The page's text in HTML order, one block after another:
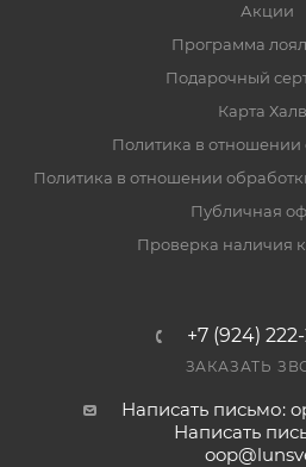
Акции
Программа
Подарочный
Карта
Политика в отношении
Политика в отношении
Публичная
Проверка наличия
+7 (924)
ЗАКАЗАТЬ
Написать письмо:
Написать